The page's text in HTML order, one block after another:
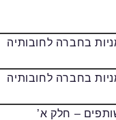
בחברה לחובותיה
בחברה לחובותיה
– חלק א’